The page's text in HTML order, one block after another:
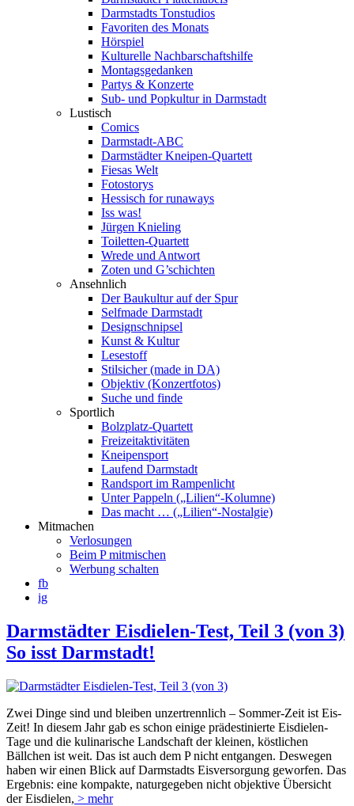
Darmstadts Tonstudios
Favoriten des Monats
Hörspiel
Kulturelle Nachbarschaftshilfe
Montagsgedanken
Partys & Konzerte
Sub- und Popkultur in Darmstadt
Lustisch
Comics
Darmstadt-ABC
Darmstädter Kneipen-Quartett
Fiesas Welt
Fotostorys
Hessisch for runaways
Iss was!
Jürgen Knieling
Toiletten-Quartett
Wrede und Antwort
Zoten und G’schichten
Ansehnlich
Der Baukultur auf der Spur
Selfmade Darmstadt
Designschnipsel
Kunst & Kultur
Lesestoff
Stilsicher (made in DA)
Objektiv (Konzertfotos)
Suche und finde
Sportlich
Bolzplatz-Quartett
Freizeitaktivitäten
Kneipensport
Laufend Darmstadt
Randsport im Rampenlicht
Unter Pappeln („Lilien“-Kolumne)
Das macht … („Lilien“-Nostalgie)
Mitmachen
Verlosungen
Beim P mitmischen
Werbung schalten
fb
ig
Darmstädter Eisdielen-Test, Teil 3 (von 3)
So isst Darmstadt!
Zwei Dinge sind und bleiben unzertrennlich – Sommer-Zeit ist Eis-
Zeit! In diesem Jahr gab es schon einige prädestinierte Eisdielen-
Tage und die kulinarische Landschaft der kleinen, köstlichen
Bällchen ist weit. Das ist auch dem P nicht entgangen. Deswegen
haben wir einen Blick auf Darmstadts Eisversorgung geworfen. Das
Ergebnis: eine kompakte, naturgegeben nicht objektive Übersicht
der Eisdielen, > mehr